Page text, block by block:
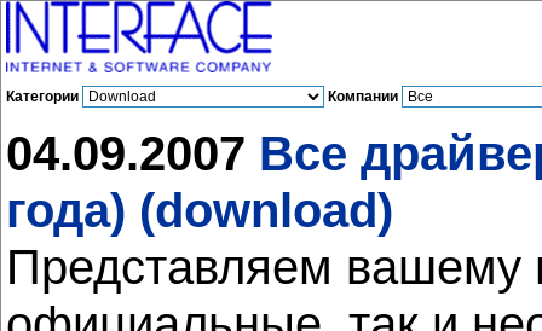
Категории Компании
04.09.2007 Все
года) (download)
Представляем вашему